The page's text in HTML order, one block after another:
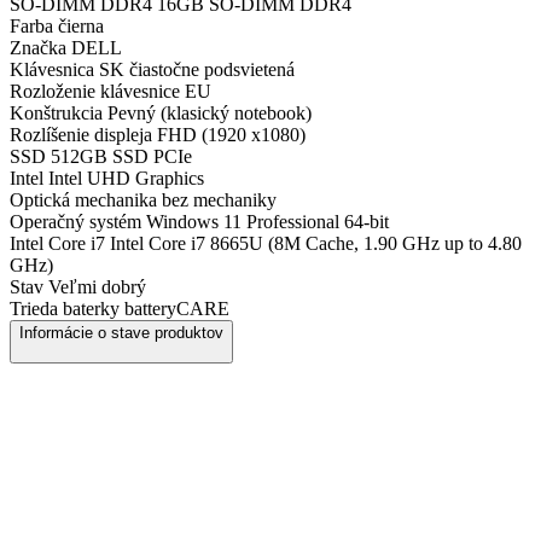
SO-DIMM DDR4 16GB SO-DIMM DDR4
Farba čierna
Značka DELL
Klávesnica SK čiastočne podsvietená
Rozloženie klávesnice EU
Konštrukcia Pevný (klasický notebook)
Rozlíšenie displeja FHD (1920 x1080)
SSD 512GB SSD PCIe
Intel Intel UHD Graphics
Optická mechanika bez mechaniky
Operačný systém Windows 11 Professional 64-bit
Intel Core i7 Intel Core i7 8665U (8M Cache, 1.90 GHz up to 4.80
GHz)
Stav Veľmi dobrý
Trieda baterky batteryCARE
Informácie o stave produktov